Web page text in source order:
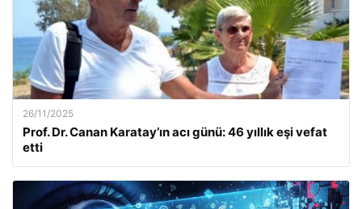
26/11/2025
Prof. Dr. Canan Karatay’ın acı günü: 46 yıllık eşi vefat
etti